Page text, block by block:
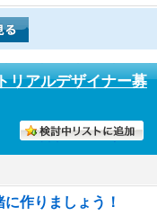
リアルデザイナー募
作りましょう！